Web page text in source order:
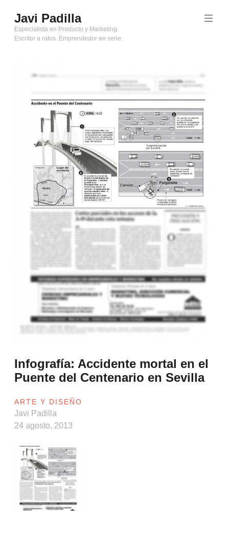
al
contenido
Javi Padilla
Especialista en Producto y Marketing.
Escritor a ratos. Emprendedor en serie.
Infografía: Accidente mortal en el
Puente del Centenario en Sevilla
ARTE Y DISEÑO
Javi Padilla
24 agosto, 2013